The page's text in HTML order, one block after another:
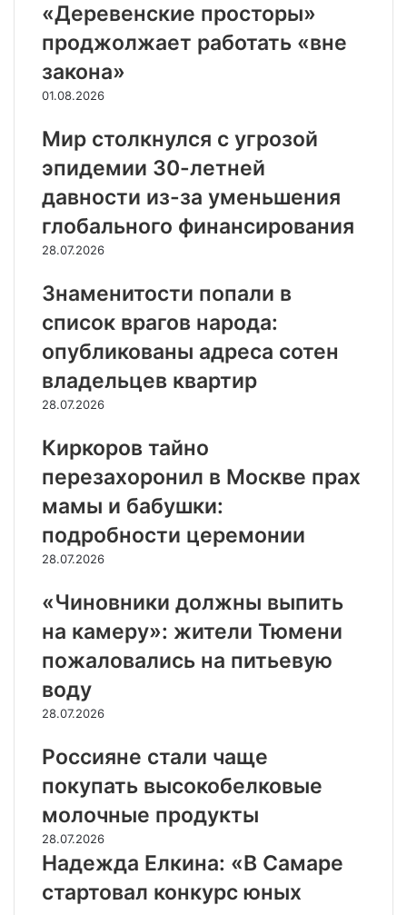
«Деревенские просторы»
проджолжает работать «вне
закона»
01.08.2026
Мир столкнулся с угрозой
эпидемии 30-летней
давности из-за уменьшения
глобального финансирования
28.07.2026
Знаменитости попали в
список врагов народа:
опубликованы адреса сотен
владельцев квартир
28.07.2026
Киркоров тайно
перезахоронил в Москве прах
мамы и бабушки:
подробности церемонии
28.07.2026
«Чиновники должны выпить
на камеру»: жители Тюмени
пожаловались на питьевую
воду
28.07.2026
Россияне стали чаще
покупать высокобелковые
молочные продукты
28.07.2026
Надежда Елкина: «В Самаре
стартовал конкурс юных